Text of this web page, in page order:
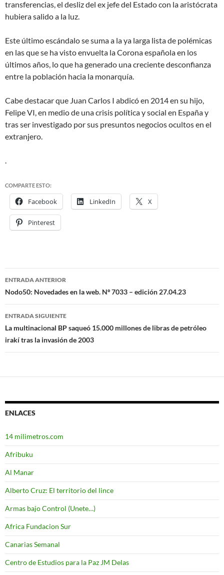
transferencias, el desliz del ex jefe del Estado con la aristócrata
hubiera salido a la luz.
Este último escándalo se suma a la ya larga lista de polémicas
en las que se ha visto envuelta la Corona española en los
últimos años, lo que ha generado una creciente desconfianza
entre la población hacia la monarquía.
Cabe destacar que Juan Carlos I abdicó en 2014 en su hijo,
Felipe VI, en medio de una crisis política y social en España y
tras ser investigado por sus presuntos negocios ocultos en el
extranjero.
.
COMPARTE ESTO:
Facebook LinkedIn X
Pinterest
Navegación
de
entradas
ENTRADA ANTERIOR
Nodo50: Novedades en la web. Nº 7033 – edición 27.04.23
ENTRADA SIGUIENTE
La multinacional BP saqueó 15.000 millones de libras de petróleo
irakí tras la invasión de 2003
ENLACES
14 milimetros.com
Afribuku
Al Manar
Alberto Cruz: El territorio del lince
Armas bajo Control (Unete…)
Africa Fundacion Sur
Canarias Semanal
Centro de Estudios para la Paz JM Delas